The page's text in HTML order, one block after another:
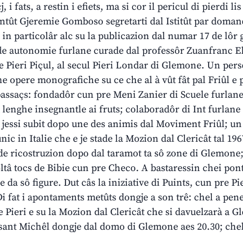
i fats, a restin i efiets, ma si cor il pericul di pierdi
Gjeremie Gomboso segretarti dal Istitût par
particolâr alc su la publicazion dal numar 17 de lôr
autonomie furlane curade dal professôr Zuanfranc
Pieri Piçul, al secul Pieri Londar di Glemone. Un
opere monografiche su ce che al à vût fât pal Friûl
fondadôr cun pre Meni Zanier di Scuele furlane
insegnantle ai fruts; colaboradôr di Int
subit dopo une des animis dal Moviment Friûl;
in Italie che e je stade la Mozion dal Clericât tal
ricostruzion dopo dal taramot ta sô zone di
tocs de Bibie cun pre Checo. A bastaressin chei
da sô figure. Dut câs la iniziative di Puints, cun pre
fat i apontaments metûts dongje a son trê: chel a
Pieri e su la Mozion dal Clericât che si davuelzarà a
Michêl dongje dal domo di Glemone aes 20.30;